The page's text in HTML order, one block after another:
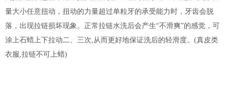
量大小任意扭动，扭动的力量超过单粒牙的承受能力时，牙齿会脱
落，出现拉链损坏现象。正常拉链水洗后会产生“不滑爽”的感觉，可
涂上石蜡上下拉动二、三次,从而更好地保证洗后的轻滑度。(真皮类
衣服,拉链不可上蜡)